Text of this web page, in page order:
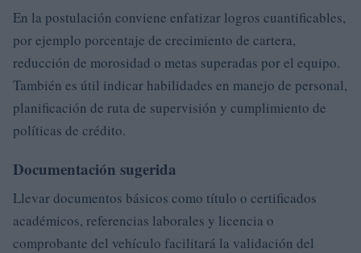
En la postulación conviene enfatizar logros cuantificables,
por ejemplo porcentaje de crecimiento de cartera,
reducción de morosidad o metas superadas por el equipo.
También es útil indicar habilidades en manejo de personal,
planificación de ruta de supervisión y cumplimiento de
políticas de crédito.
Documentación sugerida
Llevar documentos básicos como título o certificados
académicos, referencias laborales y licencia o
comprobante del vehículo facilitará la validación del